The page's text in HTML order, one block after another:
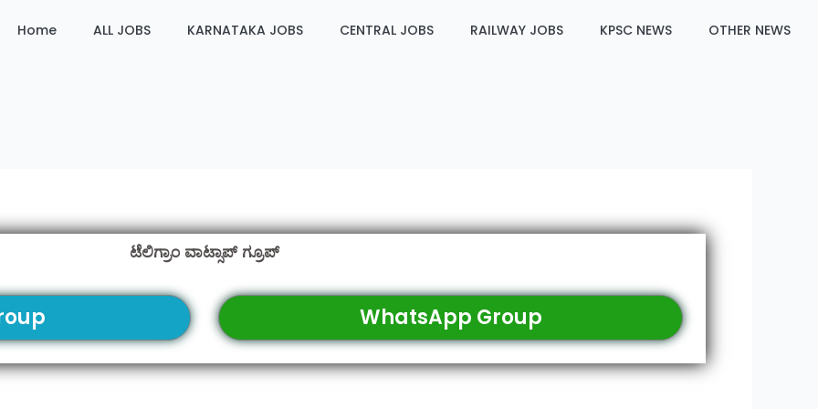
Home ALL JOBS KARNATAKA JOBS CENTRAL JOBS RAILWAY JOBS KPSC NEWS OTHER NEWS
ಟೆಲಿಗ್ರಾಂ ವಾಟ್ಸಾಪ್ ಗ್ರೂಪ್
WhatsApp Group